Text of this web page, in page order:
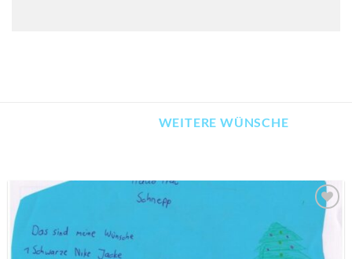
WEITERE WÜNSCHE
AUF MEINE
MERKLISTE
SETZEN